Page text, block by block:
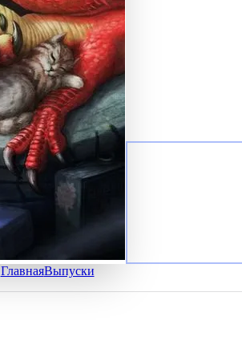
ГлавнаяВыпуски